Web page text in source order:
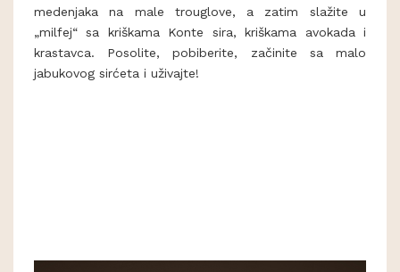
medenjaka na male trouglove, a zatim slažite u
„milfej“ sa kriškama Konte sira, kriškama avokada i
krastavca. Posolite, pobiberite, začinite sa malo
jabukovog sirćeta i uživajte!